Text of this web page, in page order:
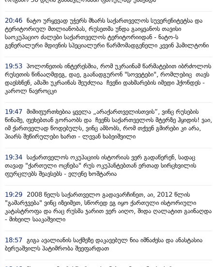
20:46 ნატო ურყევად უჭერს მხარს საქართველოს სუვერენიტეტსა და
ტერიტორიულ მთლიანობას, რუსეთმა უნდა გაიყვანოს თავისი
საოკუპაციო ძალები საქართველოს ტერიტორიიდან - ნატო-ს
გენერალური მდივნის სპეციალური წარმომადგენელი კევინ ჰამილტონი
19:53 პოლონეთის ინტერესშია, რომ უკრაინამ წარმატებით იბრძოლოს
რუსეთის წინააღმდეგ, დაე, გაანადგურონ "სოვეტები", რომლებიც თავს
დაესხნენ, ამაში უკრაინას შეუძლია ჩვენი დახმარების იმედი ჰქონდეს -
კაროლ ნავროცკი
19:47 მიმიფურთხებია ყველა „არაქართველისთვის“, ვინც რუსების
წინაშე, ფეხებთან გორაობს და ჩვენს საქართველოს მტერზე ჰყიდის! ვაი,
იმ ქართველად წოდებულს, ვინც ამბობს, რომ თქვენ გმირები კი არა,
პიარს შეწირულები ხართ - ლევან ხაბეიშვილი
19:34 საქართველოს ოკუპაციის ისტორიას ვერ გადაწერენ, სადაც
თავად "ქართული ოცნება" რუს ოკუპანტებთან ერთად სირცხვილის
ფურცლებს შეავსებს - ელენე ხოშტარია
19:29
2008 წელს საქართველო გადავარჩინეთ, აი, 2012 წლის
"გამარჯვება" ვინც იზეიმეთ, სწორედ ეგ იყო ქართული ისტორიული
კატასტროფა და რაც რუსმა ჯარით ვერ აიღო, შიდა ღალატით გაინაღდა
- მიხეილ სააკაშვილი
18:57 გიგა ავალიანის საქმეზე დაკავებულ ნია იმნაძესა და ანასტასია
ბერუაშვილს პატიმრობა შეეფარდათ